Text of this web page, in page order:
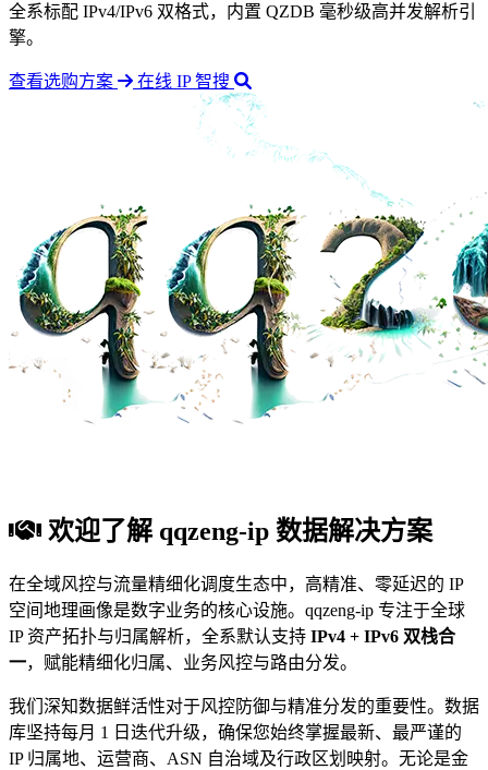
全系标配 IPv4/IPv6 双格式，内置 QZDB 毫秒级高并发解析引
擎。
查看选购方案 在线 IP 智搜
欢迎了解 qqzeng-ip 数据解决方案
在全域风控与流量精细化调度生态中，高精准、零延迟的 IP
空间地理画像是数字业务的核心设施。qqzeng-ip 专注于全球
IP 资产拓扑与归属解析，全系默认支持 IPv4 + IPv6 双栈合
一，赋能精细化归属、业务风控与路由分发。
我们深知数据鲜活性对于风控防御与精准分发的重要性。数据
库坚持每月 1 日迭代升级，确保您始终掌握最新、最严谨的
IP 归属地、运营商、ASN 自治域及行政区划映射。无论是金